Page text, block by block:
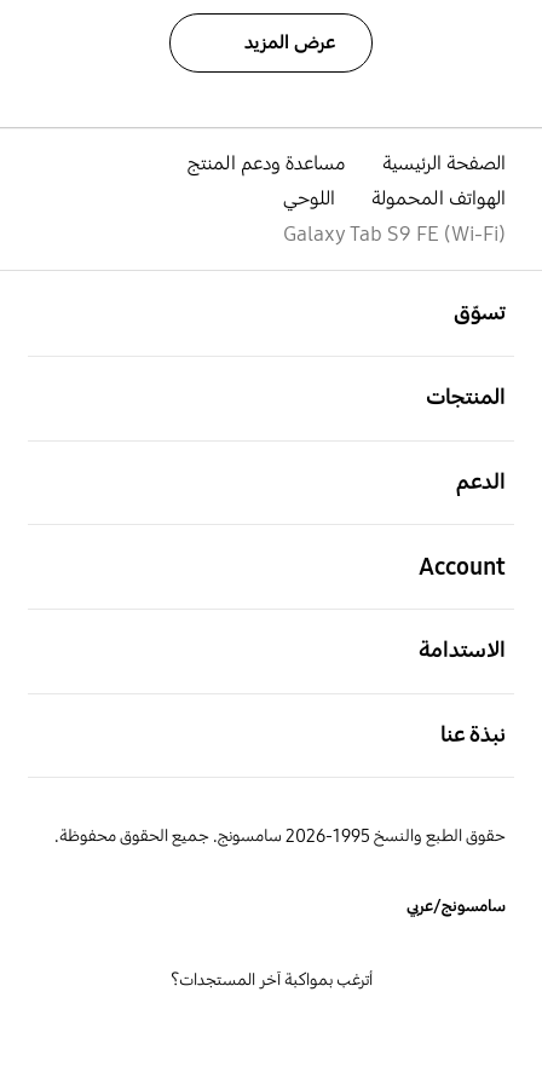
عرض المزيد
الصفحة الرئيسية
مساعدة ودعم المنتج
الهواتف المحمولة
اللوحي
Galaxy Tab S9 FE (Wi-Fi)
تسوّق
المنتجات
الدعم
Account
الاستدامة
نبذة عنا
حقوق الطبع والنسخ 1995-2026 سامسونج. جميع الحقوق محفوظة.
سامسونج/عربي
أترغب بمواكبة آخر المستجدات؟